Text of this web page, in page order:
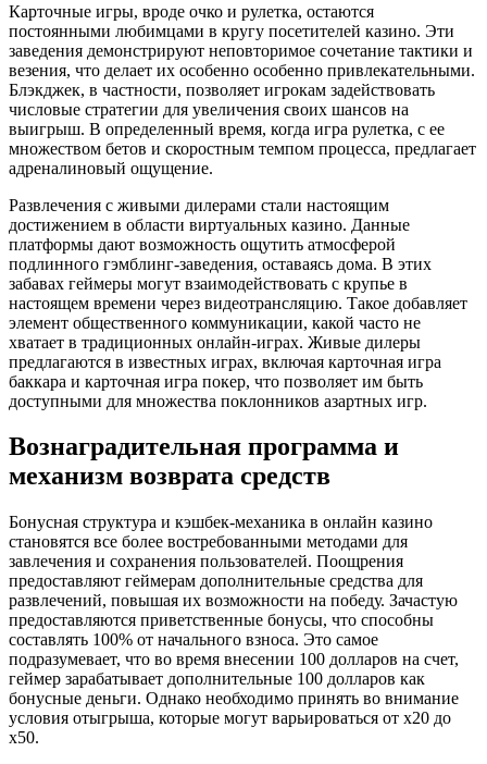
Карточные игры, вроде очко и рулетка, остаются
постоянными любимцами в кругу посетителей казино. Эти
заведения демонстрируют неповторимое сочетание тактики и
везения, что делает их особенно особенно привлекательными.
Блэкджек, в частности, позволяет игрокам задействовать
числовые стратегии для увеличения своих шансов на
выигрыш. В определенный время, когда игра рулетка, с ее
множеством бетов и скоростным темпом процесса, предлагает
адреналиновый ощущение.
Развлечения с живыми дилерами стали настоящим
достижением в области виртуальных казино. Данные
платформы дают возможность ощутить атмосферой
подлинного гэмблинг-заведения, оставаясь дома. В этих
забавах геймеры могут взаимодействовать с крупье в
настоящем времени через видеотрансляцию. Такое добавляет
элемент общественного коммуникации, какой часто не
хватает в традиционных онлайн-играх. Живые дилеры
предлагаются в известных играх, включая карточная игра
баккара и карточная игра покер, что позволяет им быть
доступными для множества поклонников азартных игр.
Вознаградительная программа и
механизм возврата средств
Бонусная структура и кэшбек-механика в онлайн казино
становятся все более востребованными методами для
завлечения и сохранения пользователей. Поощрения
предоставляют геймерам дополнительные средства для
развлечений, повышая их возможности на победу. Зачастую
предоставляются приветственные бонусы, что способны
составлять 100% от начального взноса. Это самое
подразумевает, что во время внесении 100 долларов на счет,
геймер зарабатывает дополнительные 100 долларов как
бонусные деньги. Однако необходимо принять во внимание
условия отыгрыша, которые могут варьироваться от x20 до
x50.